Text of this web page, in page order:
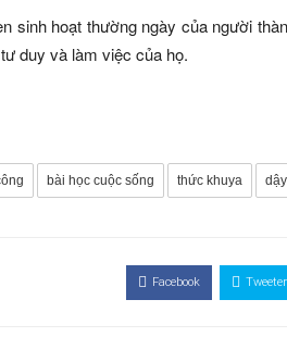
sinh hoạt thường ngày của người
duy và làm việc của họ.
bài học cuộc sống thức khuya
Facebook Tweeter